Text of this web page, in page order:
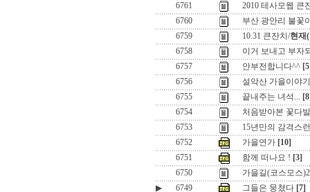
6761
2010 테사모웹 큰
6760
부산 광안리 불꽃
6759
10.31 큰잔치/현재
6758
이거 보내고 부자
6757
안부전합니다^^
6756
설악산 가을이야기
6755
끝내주는 녀석...
6754
처음받아본 꽃다발
6753
15년만의 감격스
6752
가을연가 [10]
6751
함께 떠나요 ! [3]
6750
가을길(코스모스)2
▶
6749 그들은 뭉쳤다 [7]